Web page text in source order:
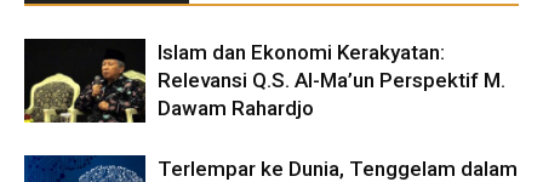
Islam dan Ekonomi Kerakyatan:
Relevansi Q.S. Al-Ma’un Perspektif M.
Dawam Rahardjo
Terlempar ke Dunia, Tenggelam dalam